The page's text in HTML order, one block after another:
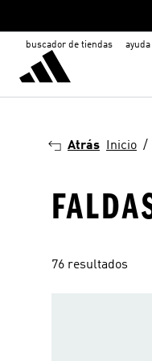
buscador de tiendas ayuda
Atrás Inicio
76 resultados